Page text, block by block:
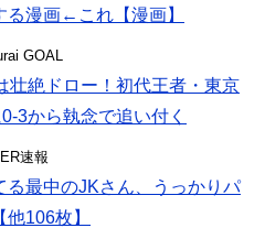
る漫画←これ【漫画】
GOAL
壮絶ドロー！初代王者・東京
3から執念で追い付く
速報
る最中のJKさん、うっかりパ
106枚】